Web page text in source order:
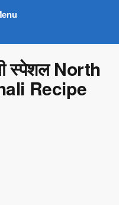
स्पेशल North
Recipe